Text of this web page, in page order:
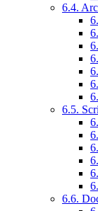
6.4.
6.5.
6.6.